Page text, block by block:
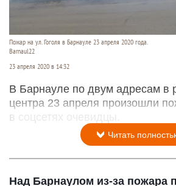
Пожар на ул. Гоголя в Барнауле 23 апреля 2020 года.
Barnaul22
23 апреля 2020 в 14:32
В Барнауле по двум адресам в
центра 23 апреля произошли
в соцсетях очевидцы.
Читать
Над Барнаулом из-за пожара